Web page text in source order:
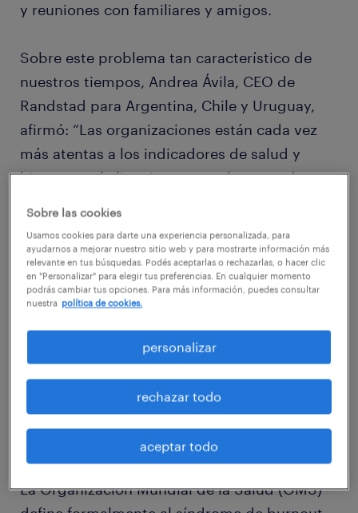
y reuniones con familiares y amigos.
Sobre este problema tan característico de
nuestros tiempos, Andrea Ávila, CEO de
Randstad para Argentina, Chile y Uruguay,
afirmó: “Las organizaciones están cada vez
más atentas a los indicadores de salud y
bienestar, al clima interno y a la carga de
que puedan reducir el estrés laboral y
alcancen un sano equilibrio entre vida
profesional y laboral. Para lograrlo, el rol de
indispensable, para poder detectar cualquier
signo de agotamiento dentro de sus equipos
y actuar a tiempo, frente a un tema que debe
ser tratado por profesionales de la salud”.
La Organización Mundial de la Salud (OMS)
Sobre las cookies
Usamos cookies para darte una experiencia personalizada, para
ayudarnos a mejorar nuestro sitio web y para mostrarte información más
relevante en tus búsquedas. Podés aceptarlas o rechazarlas, o hacer clic
en "Personalizar" para elegir tus preferencias. En cualquier momento
podrás cambiar tus opciones. Para más información, puedes consultar
nuestra política de cookies.
personalizar
rechazar todo
aceptar todo